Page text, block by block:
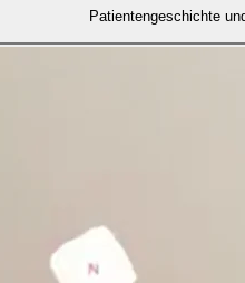
Patientengeschichte